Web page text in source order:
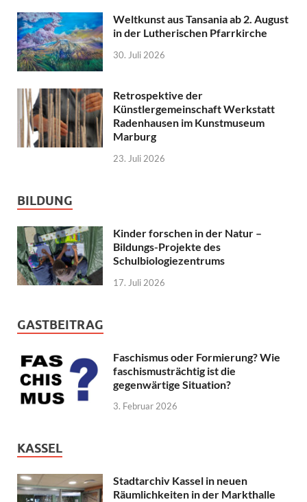
Weltkunst aus Tansania ab 2. August
in der Lutherischen Pfarrkirche
30. Juli 2026
Retrospektive der
Künstlergemeinschaft Werkstatt
Radenhausen im Kunstmuseum
Marburg
23. Juli 2026
BILDUNG
Kinder forschen in der Natur –
Bildungs-Projekte des
Schulbiologiezentrums
17. Juli 2026
GASTBEITRAG
Faschismus oder Formierung? Wie
faschismusträchtig ist die
gegenwärtige Situation?
3. Februar 2026
KASSEL
Stadtarchiv Kassel in neuen
Räumlichkeiten in der Markthalle